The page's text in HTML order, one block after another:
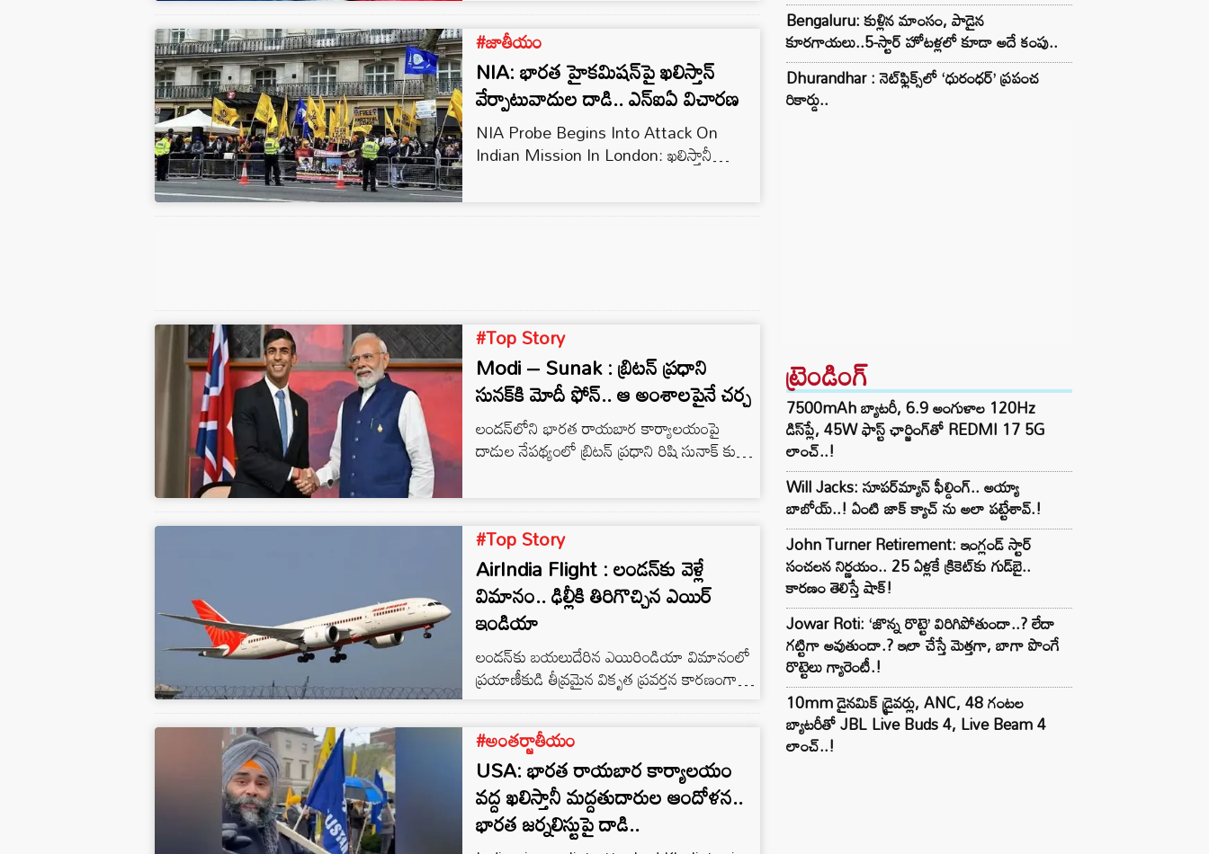
#జాతీయం
NIA: భారత హైకమిషన్‌‌పై ఖలిస్తాన్
వేర్పాటువాదుల దాడి.. ఎన్ఐఏ విచారణ
NIA Probe Begins Into Attack On
Indian Mission In London: ఖలిస్తానీ
నేత, ‘వారిస్ పంజాబ్ దే’ చీఫ్ అమృత్ పాల్ సింగ్
వేర్పాటువాదులు భారత రాయబార కార్యాలయను
టార్గెట్ చేశారు.
#Top Story
Modi – Sunak : బ్రిటన్ ప్రధాని
సునక్‌కి మోదీ ఫోన్.. ఆ అంశాలపైనే చర్చ
లండన్‌లోని భారత రాయబార కార్యాలయంపై
దాడుల నేపథ్యంలో బ్రిటన్ ప్రధాని రిషి సునాక్ కు
చర్య తీసుకోవాలని పిలుపునిచ్చారు.
#Top Story
AirIndia Flight : లండన్‌కు వెళ్లే
విమానం.. ఢిల్లీకి తిరిగొచ్చిన ఎయిర్
ఇండియా
లండన్‌కు బయలుదేరిన ఎయిరిండియా విమానంలో
ప్రయాణీకుడి తీవ్రమైన వికృత ప్రవర్తన కారణంగా
సోమవారం ఢిల్లీకి తిరిగి వచ్చింది. ఢిల్లీ-లండన్-
హీత్రూ మార్గంలో పనిచేయాల్సిన ఎయిర్ ఇండియా
విమానం AI 111 బయలుదేరిన కొద్దిసేపటికే తిరిగి
వచ్చింది.
#అంతర్జాతీయం
USA: భారత రాయబార కార్యాలయం
వద్ద ఖలిస్తానీ మద్దతుదారుల ఆందోళన..
భారత జర్నలిస్టుపై దాడి..
Bengaluru: కుళ్లిన మాంసం, పాడైన
కూరగాయలు..5-స్టార్ హోటళ్లలో కూడా అదే కంపు..
Dhurandhar : నెట్‌ఫ్లిక్స్‌లో ‘ధురంధర్’ ప్రపంచ
రికార్డు..
ట్రెండింగ్‌
7500mAh బ్యాటరీ, 6.9 అంగుళాల 120Hz
డిస్‌ప్లే, 45W ఫాస్ట్ ఛార్జింగ్‌తో REDMI 17 5G
లాంచ్..!
Will Jacks: సూపర్‌మ్యాన్ ఫీల్డింగ్.. అయ్యా
బాబోయ్..! ఏంటి జాక్ క్యాచ్ ను అలా పట్టేశావ్.!
John Turner Retirement: ఇంగ్లండ్ స్టార్
సంచలన నిర్ణయం.. 25 ఏళ్లకే క్రికెట్‌కు గుడ్‌బై..
కారణం తెలిస్తే షాక్!
Jowar Roti: ‘జొన్న రొట్టె’ విరిగిపోతుందా..? లేదా
గట్టిగా అవుతుందా.? ఇలా చేస్తే మెత్తగా, బాగా పొంగే
రొట్టెలు గ్యారెంటీ.!
10mm డైనమిక్ డ్రైవర్లు, ANC, 48 గంటల
బ్యాటరీతో JBL Live Buds 4, Live Beam 4
లాంచ్..!